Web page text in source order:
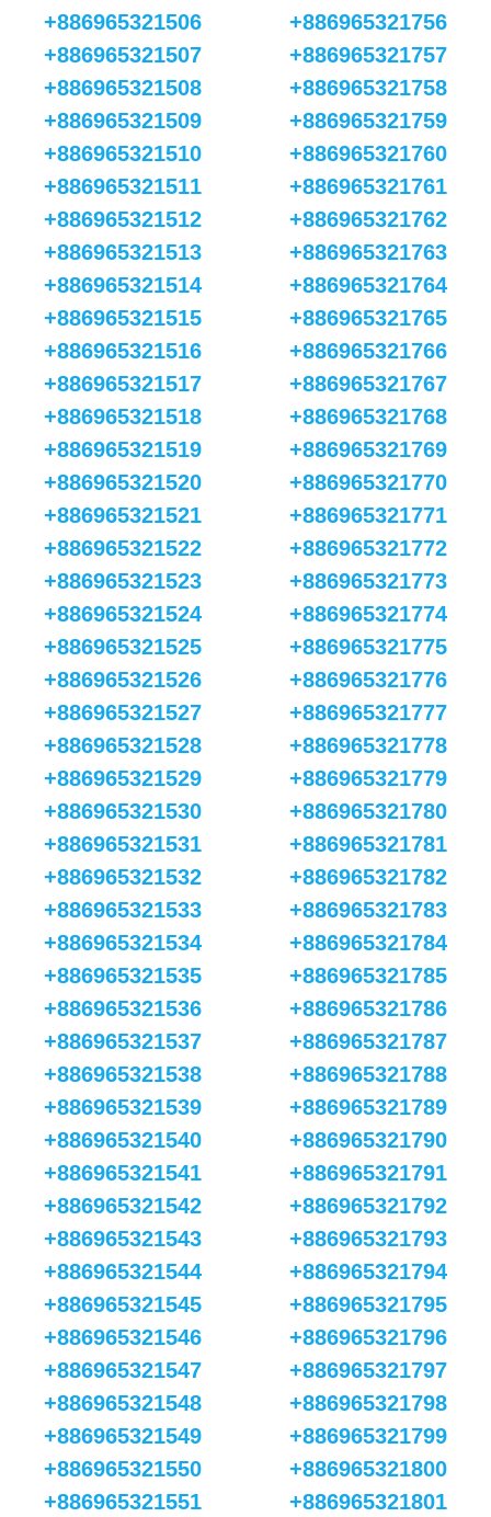
+886965321506
+886965321507
+886965321508
+886965321509
+886965321510
+886965321511
+886965321512
+886965321513
+886965321514
+886965321515
+886965321516
+886965321517
+886965321518
+886965321519
+886965321520
+886965321521
+886965321522
+886965321523
+886965321524
+886965321525
+886965321526
+886965321527
+886965321528
+886965321529
+886965321530
+886965321531
+886965321532
+886965321533
+886965321534
+886965321535
+886965321536
+886965321537
+886965321538
+886965321539
+886965321540
+886965321541
+886965321542
+886965321543
+886965321544
+886965321545
+886965321546
+886965321547
+886965321548
+886965321549
+886965321550
+886965321551
+886965321756
+886965321757
+886965321758
+886965321759
+886965321760
+886965321761
+886965321762
+886965321763
+886965321764
+886965321765
+886965321766
+886965321767
+886965321768
+886965321769
+886965321770
+886965321771
+886965321772
+886965321773
+886965321774
+886965321775
+886965321776
+886965321777
+886965321778
+886965321779
+886965321780
+886965321781
+886965321782
+886965321783
+886965321784
+886965321785
+886965321786
+886965321787
+886965321788
+886965321789
+886965321790
+886965321791
+886965321792
+886965321793
+886965321794
+886965321795
+886965321796
+886965321797
+886965321798
+886965321799
+886965321800
+886965321801